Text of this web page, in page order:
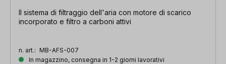
Il sistema di filtraggio dell'aria con motore di scarico
incorporato e filtro a carboni attivi
n. art.: MB-AFS-007
In magazzino, consegna in 1-2 giorni lavorativi